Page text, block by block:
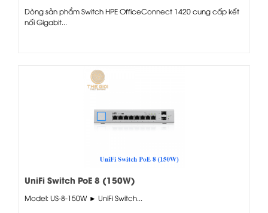
Dòng sản phẩm Switch HPE OfficeConnect 1420 cung cấp kết
nối Gigabit...
UniFi Switch PoE 8 (150W)
Model: US-8-150W ► UniFi Switch...